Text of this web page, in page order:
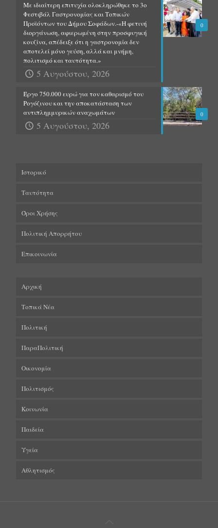
0
Με ιδιαίτερη επιτυχία ολοκληρώθηκε το 3ο
Φεστιβάλ Γαστρονομίας και Τοπικών
Προϊόντων του Δήμου Σοφάδων.-«Η φετινή
διοργάνωση, αφιερωμένη στην προσφυγική
κουζίνα, απέδειξε ότι η γαστρονομία δεν
αποτελεί μόνο γεύση, αλλά και μνήμη,
πολιτισμό και ταυτότητα.»
5 Αυγούστου, 2026
0
Έργο 750.000 ευρώ για τον καθαρισμό του
Ρογόζινου και την αποκατάσταση των
αντιπλημμυρικών αναχωμάτων
5 Αυγούστου, 2026
Ιστορικό
Ταυτότητα
Όροι Χρήσης
Πολιτική Απορρήτου
Επικοινωνία
Αρχική
Τοπικά Νέα
Πολιτική
ΠαραΠολιτική
Οικονομία
Πολιτισμός
Κοινωνία
Παιδεία
Υγεία
Αθλητισμός